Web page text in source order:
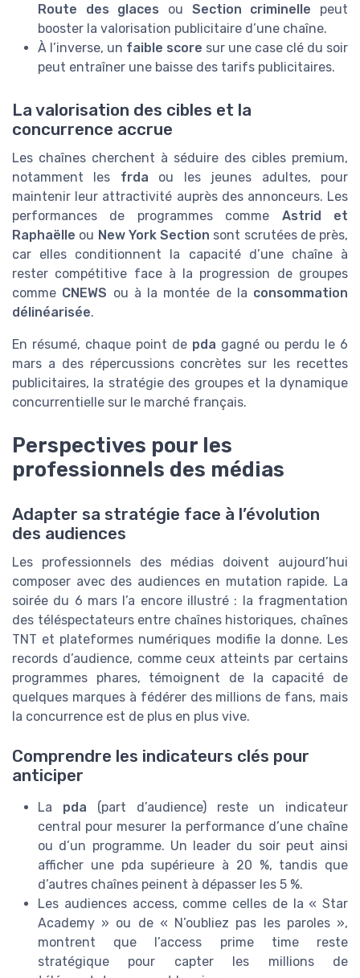
Route des glaces ou Section criminelle peut
booster la valorisation publicitaire d’une chaîne.
À l’inverse, un faible score sur une case clé du soir
peut entraîner une baisse des tarifs publicitaires.
La valorisation des cibles et la
concurrence accrue
Les chaînes cherchent à séduire des cibles premium,
notamment les frda ou les jeunes adultes, pour
maintenir leur attractivité auprès des annonceurs. Les
performances de programmes comme Astrid et
Raphaëlle ou New York Section sont scrutées de près,
car elles conditionnent la capacité d’une chaîne à
rester compétitive face à la progression de groupes
comme CNEWS ou à la montée de la consommation
délinéarisée.
En résumé, chaque point de pda gagné ou perdu le 6
mars a des répercussions concrètes sur les recettes
publicitaires, la stratégie des groupes et la dynamique
concurrentielle sur le marché français.
Perspectives pour les
professionnels des médias
Adapter sa stratégie face à l’évolution
des audiences
Les professionnels des médias doivent aujourd’hui
composer avec des audiences en mutation rapide. La
soirée du 6 mars l’a encore illustré : la fragmentation
des téléspectateurs entre chaînes historiques, chaînes
TNT et plateformes numériques modifie la donne. Les
records d’audience, comme ceux atteints par certains
programmes phares, témoignent de la capacité de
quelques marques à fédérer des millions de fans, mais
la concurrence est de plus en plus vive.
Comprendre les indicateurs clés pour
anticiper
La pda (part d’audience) reste un indicateur
central pour mesurer la performance d’une chaîne
ou d’un programme. Un leader du soir peut ainsi
afficher une pda supérieure à 20 %, tandis que
d’autres chaînes peinent à dépasser les 5 %.
Les audiences access, comme celles de la « Star
Academy » ou de « N’oubliez pas les paroles »,
montrent que l’access prime time reste
stratégique pour capter les millions de